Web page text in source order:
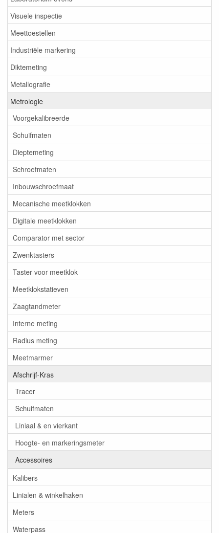
Visuele inspectie
Meettoestellen
Industriële markering
Diktemeting
Metallografie
Metrologie
Voorgekalibreerde
Schuifmaten
Dieptemeting
Schroefmaten
Inbouwschroefmaat
Mecanische meetklokken
Digitale meetklokken
Comparator met sector
Zwenktasters
Taster voor meetklok
Meetklokstatieven
Zaagtandmeter
Interne meting
Radius meting
Meetmarmer
Afschrijf-Kras
Tracer
Schuifmaten
Liniaal & en vierkant
Hoogte- en markeringsmeter
Accessoires
Kalibers
Linialen & winkelhaken
Meters
Waterpass